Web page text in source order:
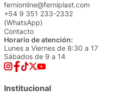
fernionline@ferniplast.com
+54 9 351 233-2332
(WhatsApp)
Contacto
Horario de atención:
Lunes a Viernes de 8:30 a 17
Sábados de 9 a 14
Institucional